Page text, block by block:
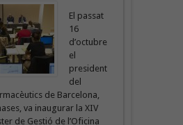
El passat
16
d’octubre
el
president
del
de Barcelona,
va inaugurar la XIV
de Gestió de l’Oficina